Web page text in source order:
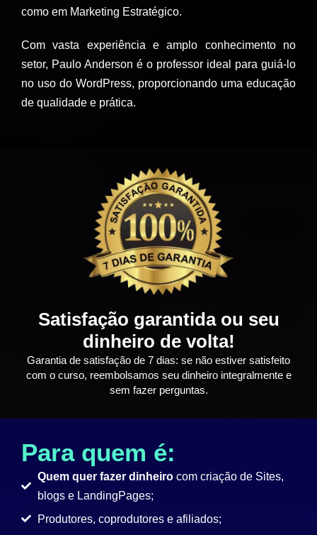
como em Marketing Estratégico.
Com vasta experiência e amplo conhecimento no
setor, Paulo Anderson é o professor ideal para guiá-lo
no uso do WordPress, proporcionando uma educação
de qualidade e prática.
Satisfação garantida ou seu
dinheiro de volta!
Garantia de satisfação de 7 dias: se não estiver satisfeito
com o curso, reembolsamos seu dinheiro integralmente e
sem fazer perguntas.
Para quem é:
Quem quer fazer dinheiro com criação de Sites,
blogs e LandingPages;
Produtores, coprodutores e afiliados;